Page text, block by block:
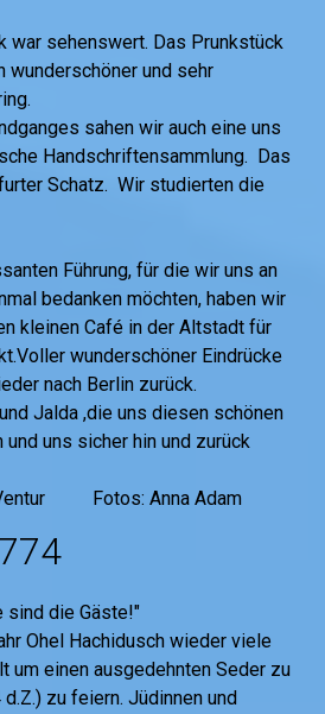
war sehenswert. Das Prunkstück
wunderschöner und sehr
sahen wir auch eine uns
Handschriftensammlung. Das
Schatz. Wir studierten die
Führung, für die wir uns an
bedanken möchten, haben wir
kleinen Café in der Altstadt für
wunderschöner Eindrücke
nach Berlin zurück.
Jalda ,die uns diesen schönen
und uns sicher hin und zurück
Ventur Fotos: Anna Adam
sind die Gäste!"
Ohel Hachidusch wieder viele
um einen ausgedehnten Seder zu
zu feiern. Jüdinnen und